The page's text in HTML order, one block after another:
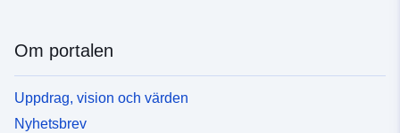
Om portalen
Uppdrag, vision och värden
Nyhetsbrev